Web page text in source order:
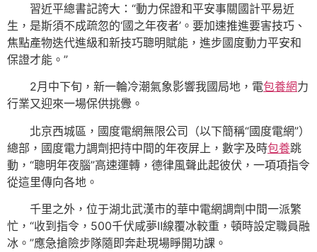
習近平總書記誇大：“動力保證和平安事關國計平易近
生，是斯須不成疏忽的‘國之年夜者’。要加速推進要害技巧、
焦點產物迭代進級和新技巧聰明賦能，進步國度動力平安和
保證才能。”
2月中下旬，新一輪冷潮氣象影響我國局地，電包養網力
行業又迎來一場保供挑釁。
北京西城區，國度電網無限公司（以下簡稱“國度電網”）
總部，國度電力調劑把持中間的年夜屏上，數字及時包養跳
動，“聰明年夜腦”高速運轉，德律風聲此起彼伏，一項項指令
從這里傳向各地。
千里之外，位于湖北武漢市的華中電網調劑中間一派繁
忙，“收到指令，500千伏咸夢Ⅱ線覆冰較重，頓時設定職員融
冰。”應急搶險步隊隨即奔赴現場睜開功課。